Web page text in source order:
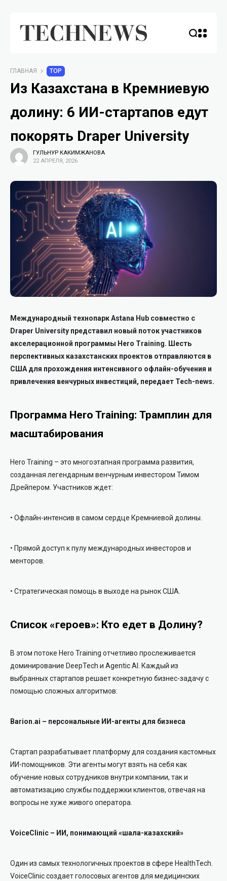
ГЛАВНАЯ TOP
Из Казахстана в Кремниевую
долину: 6 ИИ-стартапов едут
покорять Draper University
ГУЛЬНУР КАКИМЖАНОВА
22 АПРЕЛЯ, 2026
Международный технопарк Astana Hub совместно с
Draper University представил новый поток участников
акселерационной программы Hero Training. Шесть
перспективных казахстанских проектов отправляются в
США для прохождения интенсивного офлайн-обучения и
привлечения венчурных инвестиций, передает Tech-news.
Программа Hero Training: Трамплин для
масштабирования
Hero Training – это многоэтапная программа развития,
созданная легендарным венчурным инвестором Тимом
Дрейпером. Участников ждет:
• Офлайн-интенсив в самом сердце Кремниевой долины.
• Прямой доступ к пулу международных инвесторов и
менторов.
• Стратегическая помощь в выходе на рынок США.
Список «героев»: Кто едет в Долину?
В этом потоке Hero Training отчетливо прослеживается
доминирование DeepTech и Agentic AI. Каждый из
выбранных стартапов решает конкретную бизнес-задачу с
помощью сложных алгоритмов:
Barion.ai – персональные ИИ-агенты для бизнеса
Стартап разрабатывает платформу для создания кастомных
ИИ-помощников. Эти агенты могут взять на себя как
обучение новых сотрудников внутри компании, так и
автоматизацию службы поддержки клиентов, отвечая на
вопросы не хуже живого оператора.
VoiceClinic – ИИ, понимающий «шала-казахский»
Один из самых технологичных проектов в сфере HealthTech.
VoiceClinic создает голосовых агентов для медицинских